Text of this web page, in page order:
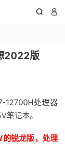
 
2022版
12700H处理器
记本。
锐龙版，处理